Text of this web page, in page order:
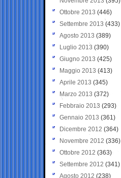
Ottobre 2013 (446)
Settembre 2013 (433)
Agosto 2013 (389)
Luglio 2013 (390)
Giugno 2013 (425)
Maggio 2013 (413)
Aprile 2013 (345)
Marzo 2013 (372)
Febbraio 2013 (293)
Gennaio 2013 (361)
Dicembre 2012 (364)
Novembre 2012 (336)
Ottobre 2012 (363)
Settembre 2012 (341)
Agosto 2012 (238)